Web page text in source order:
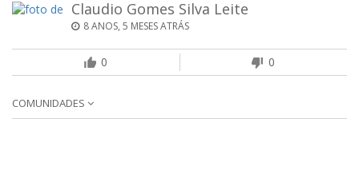
Claudio Gomes Silva Leite
8 ANOS, 5 MESES ATRÁS
0 0
COMUNIDADES